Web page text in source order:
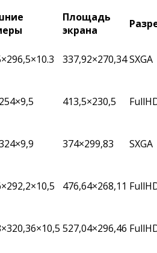
Площадь
экрана
337,92×270,34SXGA
413,5×230,5
374×299,83 SXGA
476,64×268,11
×320,36×10,5 527,04×296,46